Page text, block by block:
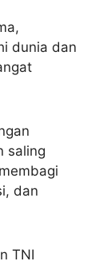
dunia dan
saling
dan